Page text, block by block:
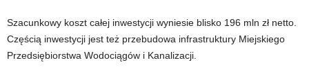
Szacunkowy koszt całej inwestycji wyniesie blisko 196 mln zł netto.
Częścią inwestycji jest też przebudowa infrastruktury Miejskiego
Przedsiębiorstwa Wodociągów i Kanalizacji.